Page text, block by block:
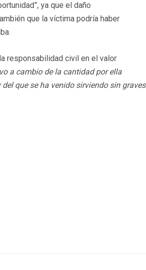
ya que el daño
que la víctima podría haber
responsabilidad civil en el valor
a cambio de la cantidad por ella
que se ha venido sirviendo sin graves